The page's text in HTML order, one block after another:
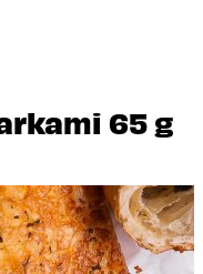
65 g